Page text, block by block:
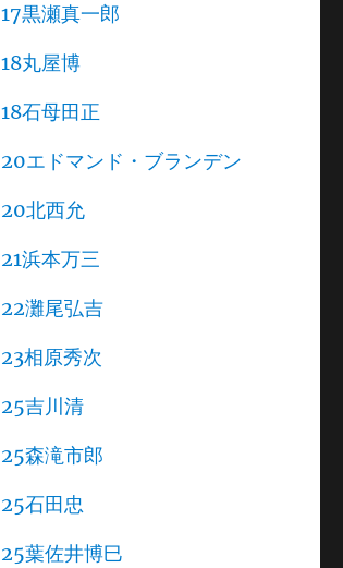
17黒瀬真一郎
18丸屋博
18石母田正
20エドマンド・ブランデン
20北西允
21浜本万三
22灘尾弘吉
23相原秀次
25吉川清
25森滝市郎
25石田忠
25葉佐井博巳